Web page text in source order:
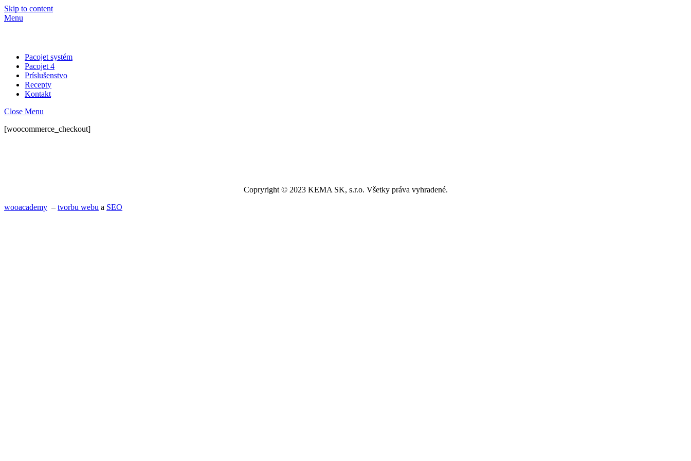
Skip to content
Menu
Pacojet systém
Pacojet 4
Príslušenstvo
Recepty
Kontakt
Close Menu
[woocommerce_checkout]
Copryright © 2023 KEMA SK, s.r.o. Všetky práva vyhradené.
wooacademy – tvorbu webu a SEO